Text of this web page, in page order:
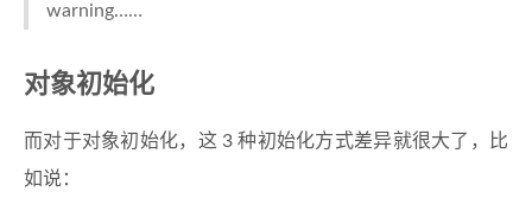
warning……
对象初始化
而对于对象初始化，这 3 种初始化方式差异就很大了，比
如说：